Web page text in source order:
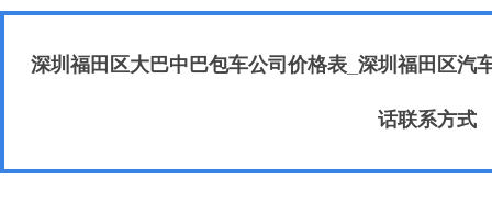
深圳福田区大巴中巴包车公司价格表_深圳福田区汽
话联系方式